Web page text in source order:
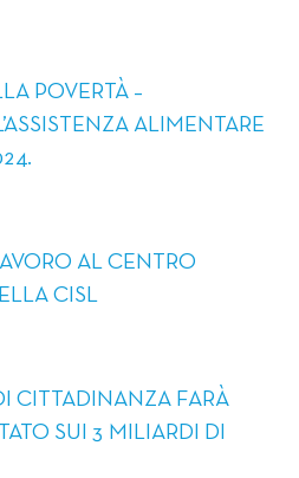
POVERTÀ –
ALIMENTARE
AL CENTRO
CISL
CITTADINANZA FARÀ
SUI 3 MILIARDI DI